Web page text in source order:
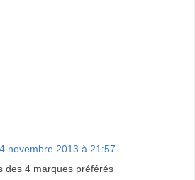
4 novembre 2013 à 21:57
des 4 marques préférés